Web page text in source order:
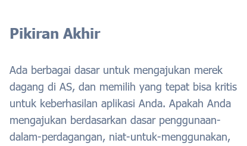
Pikiran Akhir
Ada berbagai dasar untuk mengajukan merek
dagang di AS, dan memilih yang tepat bisa kritis
untuk keberhasilan aplikasi Anda. Apakah Anda
mengajukan berdasarkan dasar penggunaan-
dalam-perdagangan, niat-untuk-menggunakan,